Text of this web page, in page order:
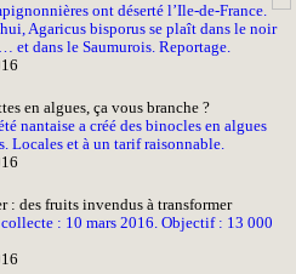
ont déserté l’Ile-de-France.
Agaricus bisporus se plaît dans le noir
et dans le Saumurois. Reportage.
en algues, ça vous branche ?
nantaise a créé des binocles en algues
Locales et à un tarif raisonnable.
: des fruits invendus à transformer
: 10 mars 2016. Objectif : 13 000